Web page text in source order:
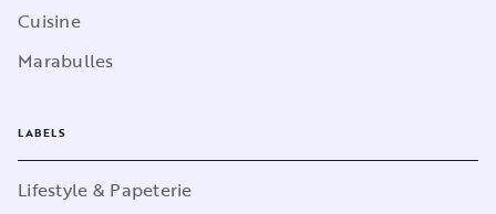
Cuisine
Marabulles
LABELS
Lifestyle & Papeterie